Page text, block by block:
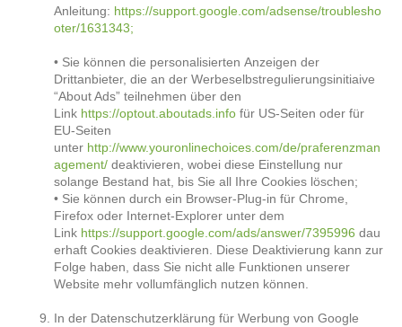
Anleitung: https://support.google.com/adsense/troublesho
oter/1631343;
• Sie können die personalisierten Anzeigen der
Drittanbieter, die an der Werbeselbstregulierungsinitiaive
“About Ads” teilnehmen über den
Link https://optout.aboutads.info für US-Seiten oder für
EU-Seiten
unter http://www.youronlinechoices.com/de/praferenzman
agement/ deaktivieren, wobei diese Einstellung nur
solange Bestand hat, bis Sie all Ihre Cookies löschen;
• Sie können durch ein Browser-Plug-in für Chrome,
Firefox oder Internet-Explorer unter dem
Link https://support.google.com/ads/answer/7395996 dau
erhaft Cookies deaktivieren. Diese Deaktivierung kann zur
Folge haben, dass Sie nicht alle Funktionen unserer
Website mehr vollumfänglich nutzen können.
In der Datenschutzerklärung für Werbung von Google